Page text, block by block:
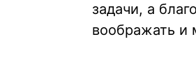
задачи, а
воображать и